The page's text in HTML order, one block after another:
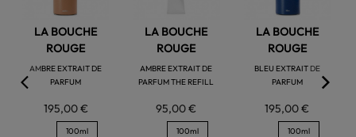
LA BOUCHE
ROUGE
AMBRE EXTRAIT DE
PARFUM
195,00 €
100ml
LA BOUCHE
ROUGE
AMBRE EXTRAIT DE
PARFUM THE REFILL
95,00 €
100ml
LA BOUCHE
ROUGE
BLEU EXTRAIT DE
PARFUM
195,00 €
100ml